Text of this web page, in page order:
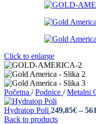
Click to enlarge
Početna / Podnice / Metalni
Hydratop Poli 249,85€ –
Back to products